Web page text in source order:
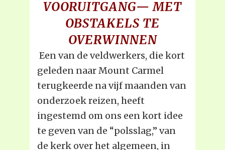
VOORUITGANG— MET
OBSTAKELS TE
OVERWINNEN
Een van de veldwerkers, die kort
geleden naar Mount Carmel
terugkeerde na vijf maanden van
onderzoek reizen, heeft
ingestemd om ons een kort idee
te geven van de “polsslag,” van
de kerk over het algemeen, in